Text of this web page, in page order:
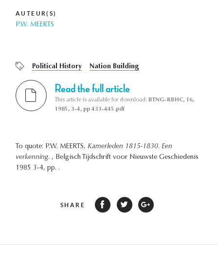
AUTEUR(S)
P.W. MEERTS
Political History Nation Building
Read the full article
This article is available for download: BTNG-RBHC, 16,
1985, 3-4, pp 433-445.pdf
To quote: P.W. MEERTS, Kamerleden 1815-1830. Een
verkenning. , Belgisch Tijdschrift voor Nieuwste Geschiedenis
1985 3-4, pp. .
SHARE